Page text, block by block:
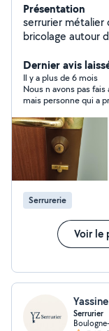
Présentation
serrurier métalier
bricolage autour
montage de
Dernier avis
Il y a plus de 6 mois
Nous n avons pas
mais personne qui a
Serrurerie
Voir le
Serrurier